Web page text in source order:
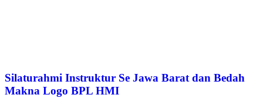
Silaturahmi Instruktur Se Jawa Barat dan Bedah
Makna Logo BPL HMI